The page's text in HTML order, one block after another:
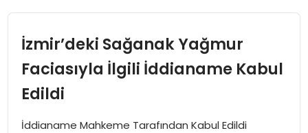
İzmir’deki Sağanak Yağmur
Faciasıyla İlgili İddianame Kabul
Edildi
İddianame Mahkeme Tarafından Kabul Edildi